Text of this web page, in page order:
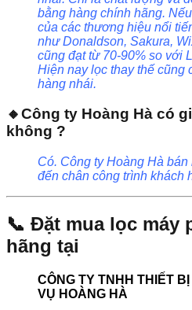
bằng hàng chính hãng.
của các thương hiệu nổi
như Donaldson, Sakura,
cũng đạt từ 70-90% so với
Hiện nay lọc thay thế cũng
hàng nhái.
🔸Công ty Hoàng Hà có
không ?
Có. Công ty Hoàng Hà
đến chân công trình khách
📞 Đặt mua lọc máy
hãng tại
CÔNG TY TNHH THIẾT
VỤ HOÀNG HÀ